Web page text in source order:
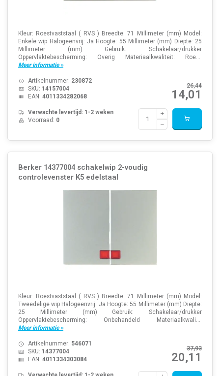
Kleur: Roestvaststaal ( RVS ) Breedte: 71 Millimeter (mm) Model:
Enkele wip Halogeenvrij: Ja Hoogte: 55 Millimeter (mm) Diepte: 25
Millimeter (mm) Gebruik: Schakelaar/drukker
Oppervlaktebescherming: Overig Materiaalkwaliteit: Roe...
Meer informatie »
26,44
14,01
Artikelnummer: 230872
SKU: 14157004
EAN: 4011334282068
Verwachte levertijd: 1-2 weken
Voorraad: 0
Berker 14377004 schakelwip 2-voudig
controlevenster K5 edelstaal
Kleur: Roestvaststaal ( RVS ) Breedte: 71 Millimeter (mm) Model:
Tweedelige wip Halogeenvrij: Ja Hoogte: 55 Millimeter (mm) Diepte:
25 Millimeter (mm) Gebruik: Schakelaar/drukker
Oppervlaktebescherming: Onbehandeld Materiaalkwali...
Meer informatie »
37,93
20,11
Artikelnummer: 546071
SKU: 14377004
EAN: 4011334303084